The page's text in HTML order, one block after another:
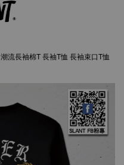
流長袖棉T 長袖T恤 長袖束口T恤